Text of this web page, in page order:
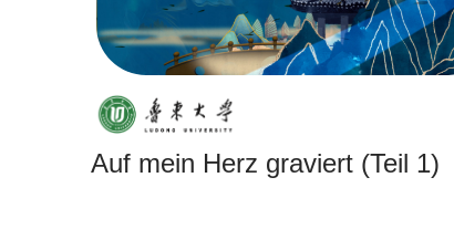
Auf mein Herz graviert (Teil 1)